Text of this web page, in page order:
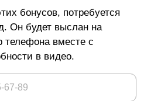
бонусов, потребуется
Он будет выслан на
телефона вместе с
в видео.